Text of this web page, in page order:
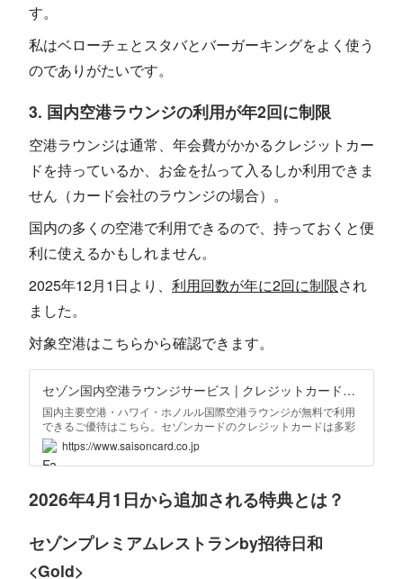
す。
私はベローチェとスタバとバーガーキングをよく使う
のでありがたいです。
3. 国内空港ラウンジの利用が年2回に制限
空港ラウンジは通常、年会費がかかるクレジットカー
ドを持っているか、お金を払って入るしか利用できま
せん（カード会社のラウンジの場合）。
国内の多くの空港で利用できるので、持っておくと便
利に使えるかもしれません。
2025年12月1日より、 利用回数が年に2回に制限され
ました。
対象空港はこちらから確認できます。
セゾン国内空港ラウンジサービス | クレジットカードはセゾンカード
国内主要空港・ハワイ・ホノルル国際空港ラウンジが無料で利用
できるご優待はこちら。セゾンカードのクレジットカードは多彩
な特典でお客様のライフシーンを優雅に演出。
https://www.saisoncard.co.jp
2026年4月1日から追加される特典とは？
セゾンプレミアムレストランby招待日和
<Gold>